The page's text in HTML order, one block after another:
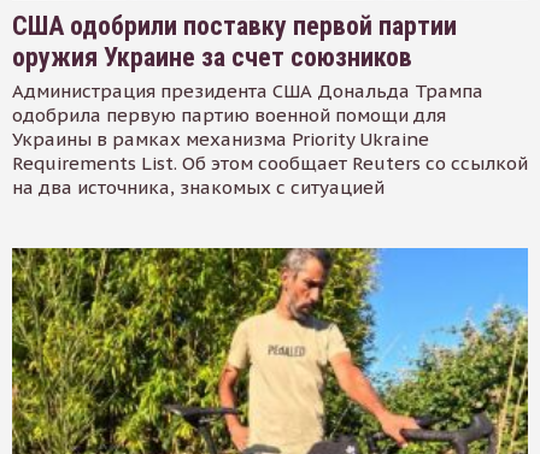
США одобрили поставку первой партии
оружия Украине за счет союзников
Администрация президента США Дональда Трампа
одобрила первую партию военной помощи для
Украины в рамках механизма Priority Ukraine
Requirements List. Об этом сообщает Reuters со ссылкой
на два источника, знакомых с ситуацией